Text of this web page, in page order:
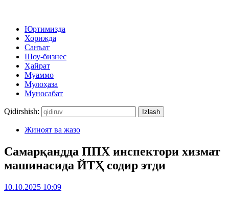
Юртимизда
Хорижда
Санъат
Шоу-бизнес
Ҳайрат
Муаммо
Мулоҳаза
Муносабат
Qidirshish:
Жиноят ва жазо
Самарқандда ППХ инспектори хизмат
машинасида ЙТҲ содир этди
10.10.2025 10:09